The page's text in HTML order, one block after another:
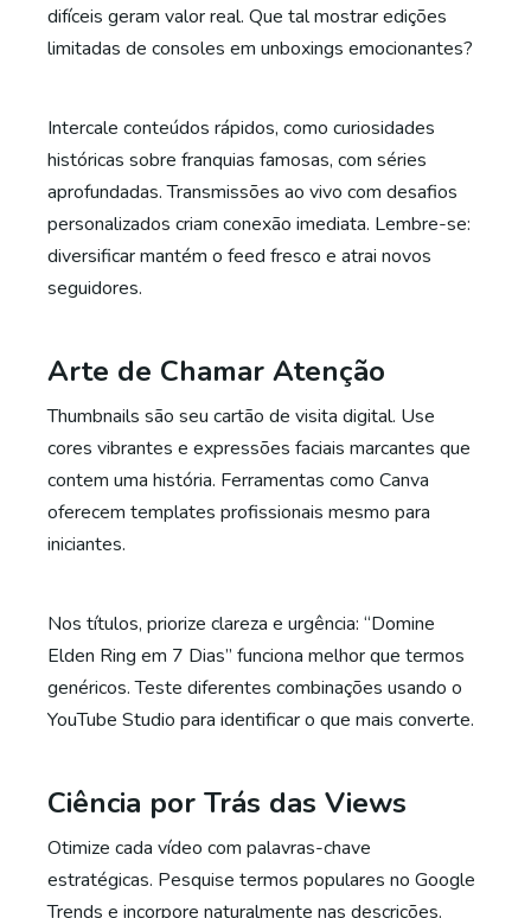
difíceis geram valor real. Que tal mostrar edições
limitadas de consoles em unboxings emocionantes?
Intercale conteúdos rápidos, como curiosidades
históricas sobre franquias famosas, com séries
aprofundadas. Transmissões ao vivo com desafios
personalizados criam conexão imediata. Lembre-se:
diversificar mantém o feed fresco e atrai novos
seguidores.
Arte de Chamar Atenção
Thumbnails são seu cartão de visita digital. Use
cores vibrantes e expressões faciais marcantes que
contem uma história. Ferramentas como Canva
oferecem templates profissionais mesmo para
iniciantes.
Nos títulos, priorize clareza e urgência: “Domine
Elden Ring em 7 Dias” funciona melhor que termos
genéricos. Teste diferentes combinações usando o
YouTube Studio para identificar o que mais converte.
Ciência por Trás das Views
Otimize cada vídeo com palavras-chave
estratégicas. Pesquise termos populares no Google
Trends e incorpore naturalmente nas descrições.